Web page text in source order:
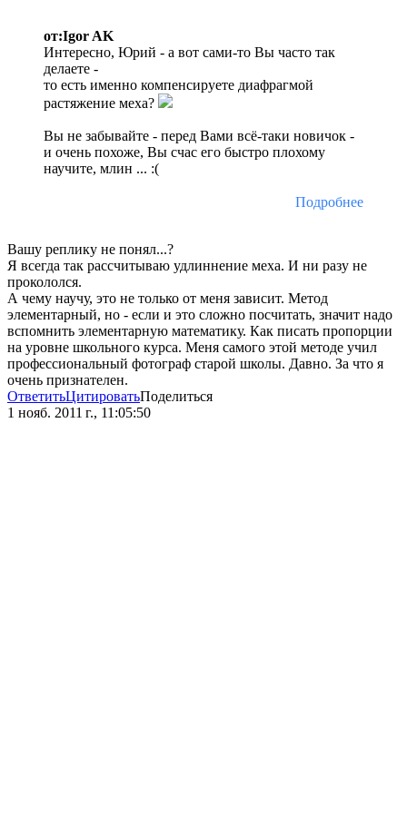
от:Igor AK
Интересно, Юрий - а вот сами-то Вы часто так
делаете -
то есть именно компенсируете диафрагмой
растяжение меха?
Вы не забывайте - перед Вами всё-таки новичок -
и очень похоже, Вы счас его быстро плохому
научите, млин ... :(
Подробнее
Вашу реплику не понял...?
Я всегда так рассчитываю удлиннение меха. И ни разу не
прокололся.
А чему научу, это не только от меня зависит. Метод
элементарный, но - если и это сложно посчитать, значит надо
вспомнить элементарную математику. Как писать пропорции
на уровне школьного курса. Меня самого этой методе учил
профессиональный фотограф старой школы. Давно. За что я
очень признателен.
ОтветитьЦитироватьПоделиться
1 нояб. 2011 г., 11:05:50